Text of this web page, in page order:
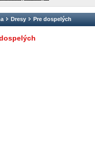
Dresy Pre dospelých